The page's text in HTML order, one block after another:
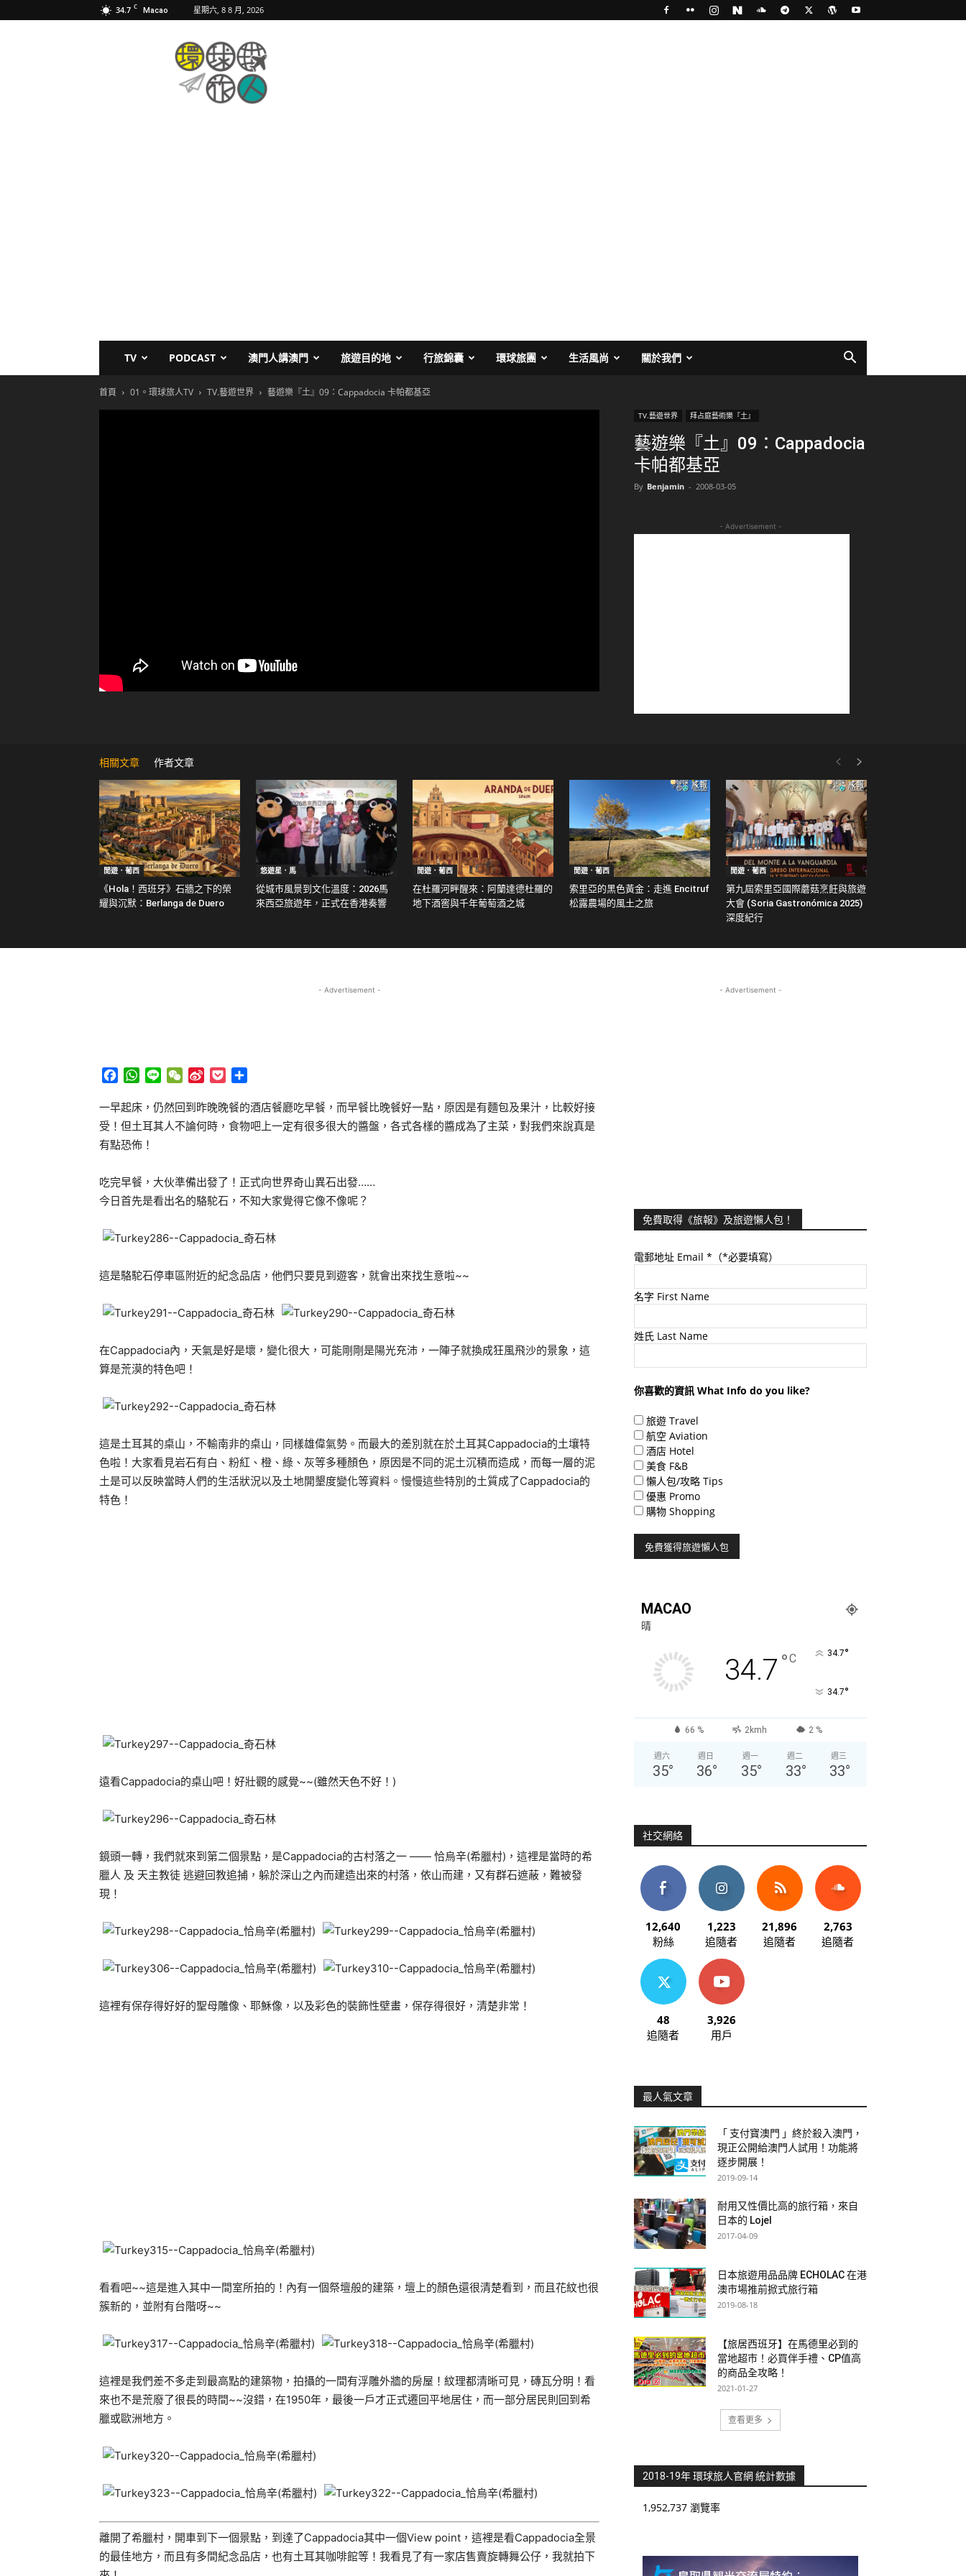
34.7 C Macao 星期六, 8 8 月, 2026
TV PODCAST 澳門人講澳門 旅遊目的地 行旅錦囊 環球旅團 生活風尚 關於我們
首頁 01。環球旅人TV TV.藝遊世界 藝遊樂『土』09：Cappadocia 卡帕都基亞
TV.藝遊世界 拜占庭藝術樂『土』
藝遊樂『土』09：Cappadocia
卡帕都基亞
By Benjamin - 2008-03-05
- Advertisement -
相關文章 作者文章
閒遊．葡西
《Hola！西班牙》石牆之下的榮
耀與沉默：Berlanga de Duero
悠遊星．馬
從城市風景到文化溫度：2026馬
來西亞旅遊年，正式在香港奏響
閒遊．葡西
在杜羅河畔醒來：阿蘭達德杜羅的
地下酒窖與千年葡萄酒之城
閒遊．葡西
索里亞的黑色黃金：走進 Encitruf
松露農場的風土之旅
閒遊．葡西
第九屆索里亞國際蘑菇烹飪與旅遊
大會 (Soria Gastronómica 2025)
深度紀行
- Advertisement -
Facebook
WhatsApp
Line WeChat
Sina
Pocket
一早起床，仍然回到昨晚晚餐的酒店餐廳吃早餐，而早餐比晚餐好一點，原因是有麵包及果汁，比較好接
受！但土耳其人不論何時，食物吧上一定有很多很大的醬盤，各式各樣的醬成為了主菜，對我們來說真是
有點恐佈！
吃完早餐，大伙準備出發了！正式向世界奇山異石出發……
今日首先是看出名的駱駝石，不知大家覺得它像不像呢？
這是駱駝石停車區附近的紀念品店，他們只要見到遊客，就會出來找生意啦~~
在Cappadocia內，天氣是好是壞，變化很大，可能剛剛是陽光充沛，一陣子就換成狂風飛沙的景象，這
算是荒漠的特色吧！
這是土耳其的桌山，不輸南非的桌山，同樣雄偉氣勢。而最大的差別就在於土耳其Cappadocia的土壤特
色啦！大家看見岩石有白、粉紅、橙、綠、灰等多種顏色，原因是不同的泥土沉積而造成，而每一層的泥
土是可以反映當時人們的生活狀況以及土地開墾度變化等資料。慢慢這些特別的土質成了Cappadocia的
特色！
遠看Cappadocia的桌山吧！好壯觀的感覺~~(雖然天色不好！)
鏡頭一轉，我們就來到第二個景點，是Cappadocia的古村落之一 —— 恰烏辛(希臘村)，這裡是當時的希
臘人 及 天主教徒 逃避回教追捕，躲於深山之內而建造出來的村落，依山而建，又有群石遮蔽，難被發
現！
這裡有保存得好好的聖母雕像、耶穌像，以及彩色的裝飾性壁畫，保存得很好，清楚非常！
看看吧~~這是進入其中一間室所拍的！內有一個祭壇般的建築，壇上的顏色還很清楚看到，而且花紋也很
簇新的，並附有台階呀~~
這裡是我們差不多走到最高點的建築物，拍攝的一間有浮雕外牆的房屋！紋理都清晰可見，磚瓦分明！看
來也不是荒廢了很長的時間~~沒錯，在1950年，最後一戶才正式遷回平地居住，而一部分居民則回到希
臘或歐洲地方。
離開了希臘村，開車到下一個景點，到達了Cappadocia其中一個View point，這裡是看Cappadocia全景
的最佳地方，而且有多間紀念品店，也有土耳其咖啡館等！我看見了有一家店售賣旋轉舞公仔，我就拍下
- Advertisement -
免費取得《旅報》及旅遊懶人包！
電郵地址 Email *（*必要填寫）
名字 First Name
姓氏 Last Name
你喜歡的資訊 What Info do you like?
旅遊 Travel
航空 Aviation
酒店 Hotel
美食 F&B
懶人包/攻略 Tips
優惠 Promo
購物 Shopping
MACAO
晴
34.7 °C 34.7°
34.7°
66 % 2kmh 2 %
週六
35°
週日
36°
週一
35°
週二
33°
週三
33°
社交網絡
12,640
粉絲
1,223
追隨者
21,896
追隨者
2,763
追隨者
48
追隨者
3,926
用戶
最人氣文章
「 支付寶澳門 」終於殺入澳門，
現正公開給澳門人試用！功能將
逐步開展！
2019-09-14
耐用又性價比高的旅行箱，來自
日本的 Lojel
2017-04-09
日本旅遊用品品牌 ECHOLAC 在港
澳市場推前掀式旅行箱
2019-08-18
【旅居西班牙】在馬德里必到的
當地超市！必買伴手禮、CP值高
的商品全攻略！
2021-01-27
查看更多
2018-19年 環球旅人官網 統計數據
1,952,737 瀏覽率